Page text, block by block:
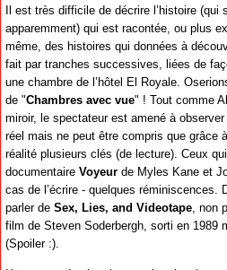
Il est très difficile de décrire l’histoire (qui
apparemment) qui est racontée, ou plus
même, des histoires qui données à
fait par tranches successives, liées de
une chambre de l’hôtel El Royale.
de "Chambres avec vue" ! Tout comme
miroir, le spectateur est amené à
réel mais ne peut être compris que grâce
réalité plusieurs clés (de lecture). Ceux
documentaire Voyeur de Myles Kane et
cas de l’écrire - quelques réminiscences.
parler de Sex, Lies, and Videotape, non
film de Steven Soderbergh, sorti en 1989
(Spoiler :).